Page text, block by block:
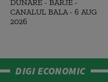
DIGI ECONOMIC